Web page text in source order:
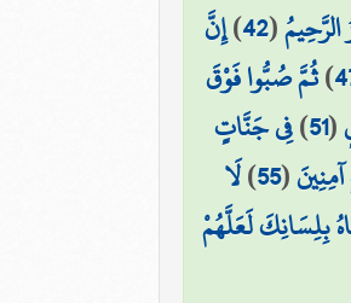
(
42
)إِنَّ
)ثُمَّ صُبُّوا فَوْقَ
(
51
)فِي جَنَّاتٍ
(
55
)لَا
بِلِسَانِكَ لَعَلَّهُمْ